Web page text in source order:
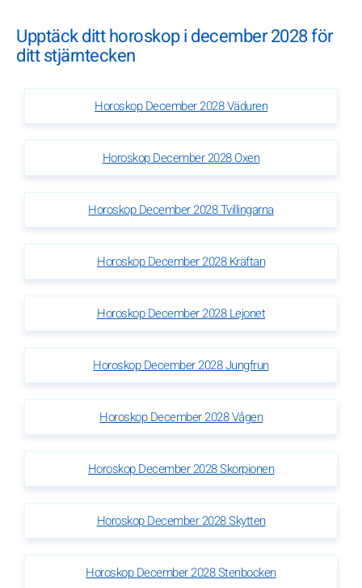
Upptäck ditt horoskop i december 2028 för
ditt stjärntecken
Horoskop December 2028 Väduren
Horoskop December 2028 Oxen
Horoskop December 2028 Tvillingarna
Horoskop December 2028 Kräftan
Horoskop December 2028 Lejonet
Horoskop December 2028 Jungfrun
Horoskop December 2028 Vågen
Horoskop December 2028 Skorpionen
Horoskop December 2028 Skytten
Horoskop December 2028 Stenbocken